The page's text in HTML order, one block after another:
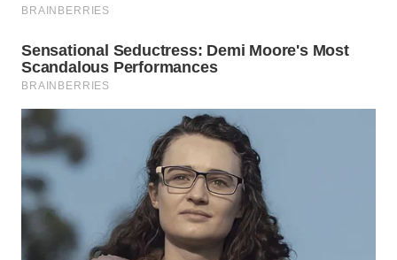
SAMOSIR
WN
PADANG
LAWAS
WN
SUMEDANG